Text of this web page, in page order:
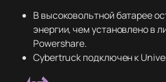
В высоковольтной батарее
энергии, чем установлено в
Powershare.
Cybertruck подключен к